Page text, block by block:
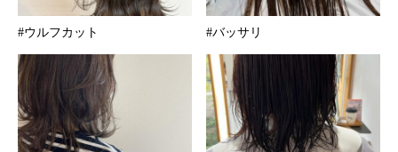
#ウルフカット #バッサリ